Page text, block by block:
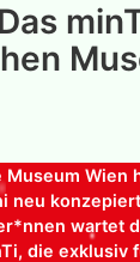
Museum Wien
neu
wartet
die exklusiv